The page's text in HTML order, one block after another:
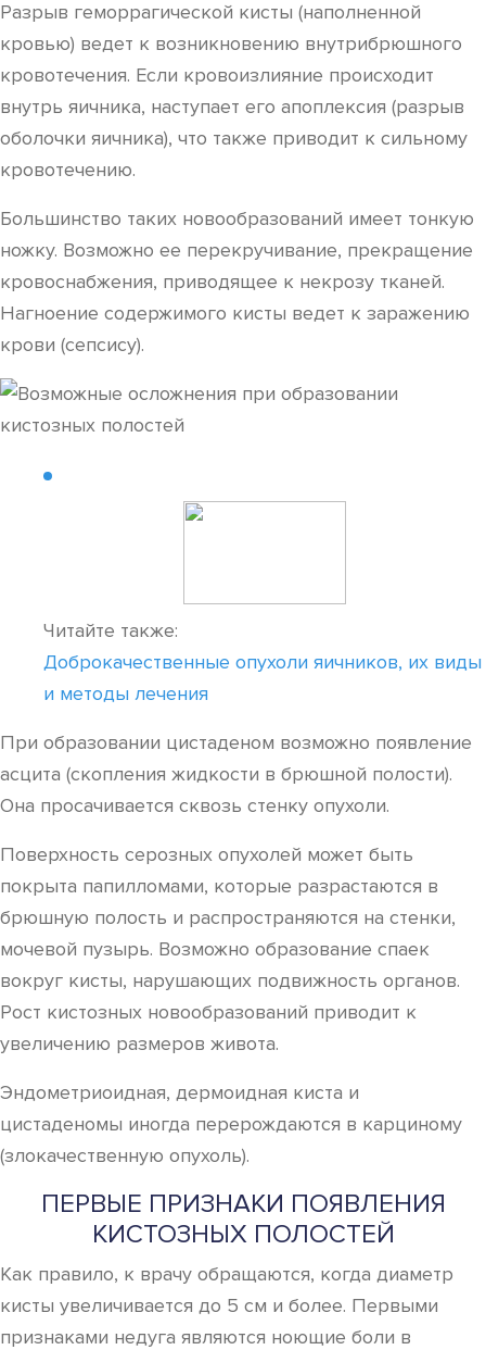
Разрыв геморрагической кисты (наполненной
кровью) ведет к возникновению внутрибрюшного
кровотечения. Если кровоизлияние происходит
внутрь яичника, наступает его апоплексия (разрыв
оболочки яичника), что также приводит к сильному
кровотечению.
Большинство таких новообразований имеет тонкую
ножку. Возможно ее перекручивание, прекращение
кровоснабжения, приводящее к некрозу тканей.
Нагноение содержимого кисты ведет к заражению
крови (сепсису).
Читайте также:
Доброкачественные опухоли яичников, их виды
и методы лечения
При образовании цистаденом возможно появление
асцита (скопления жидкости в брюшной полости).
Она просачивается сквозь стенку опухоли.
Поверхность серозных опухолей может быть
покрыта папилломами, которые разрастаются в
брюшную полость и распространяются на стенки,
мочевой пузырь. Возможно образование спаек
вокруг кисты, нарушающих подвижность органов.
Рост кистозных новообразований приводит к
увеличению размеров живота.
Эндометриоидная, дермоидная киста и
цистаденомы иногда перерождаются в карциному
(злокачественную опухоль).
ПЕРВЫЕ ПРИЗНАКИ ПОЯВЛЕНИЯ
КИСТОЗНЫХ ПОЛОСТЕЙ
Как правило, к врачу обращаются, когда диаметр
кисты увеличивается до 5 см и более. Первыми
признаками недуга являются ноющие боли в